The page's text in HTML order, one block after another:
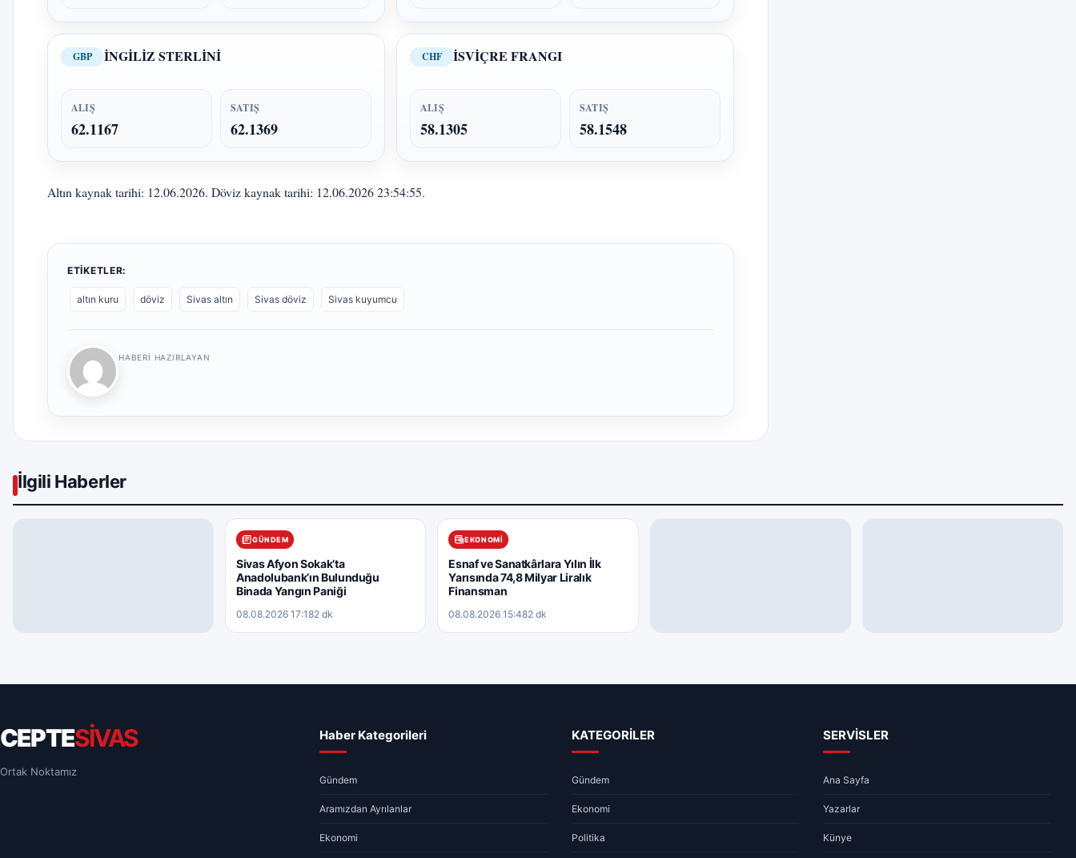
GBP İNGİLİZ STERLİNİ
ALIŞ
62.1167
SATIŞ
62.1369
CHF İSVİÇRE FRANGI
ALIŞ
58.1305
SATIŞ
58.1548
Altın kaynak tarihi: 12.06.2026. Döviz kaynak tarihi: 12.06.2026 23:54:55.
ETIKETLER:
altın kuru döviz Sivas altın Sivas döviz Sivas kuyumcu
HABERI HAZIRLAYAN
İlgili Haberler
GÜNDEM
Sivas Afyon Sokak’ta
Anadolubank’ın Bulunduğu
Binada Yangın Paniği
08.08.2026 17:182 dk
EKONOMI
Esnaf ve Sanatkârlara Yılın İlk
Yarısında 74,8 Milyar Liralık
Finansman
08.08.2026 15:482 dk
CEPTESİVAS
Ortak Noktamız
Haber Kategorileri
Gündem
Aramızdan Ayrılanlar
Ekonomi
KATEGORİLER
Gündem
Ekonomi
Politika
SERVİSLER
Ana Sayfa
Yazarlar
Künye